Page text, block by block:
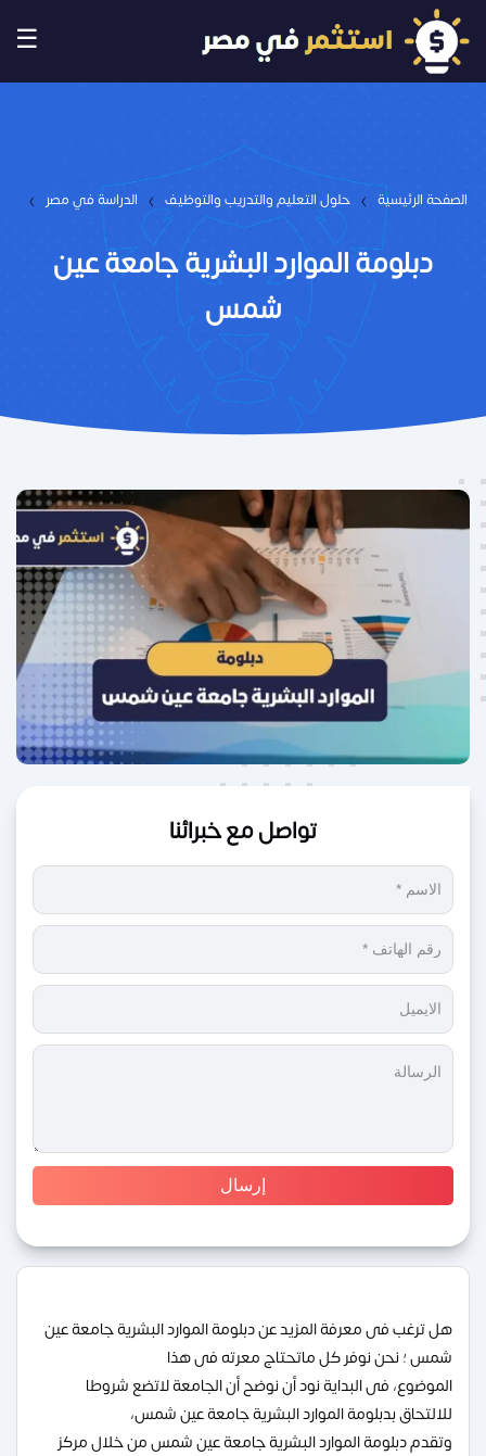
☰
الصفحة الرئيسية › حلول التعليم والتدريب والتوظيف › الدراسة في مصر ›
دبلومة الموارد البشرية جامعة عين
شمس
تواصل مع خبرائنا
هل ترغب فى معرفة المزيد عن دبلومة الموارد البشرية جامعة عين
شمس ؛ نحن نوفر كل ماتحتاج معرته فى هذا
الموضوع، فى البداية نود أن نوضح أن الجامعة لاتضع شروطا
للالتحاق بدبلومة الموارد البشرية جامعة عين شمس،
وتقدم دبلومة الموارد البشرية جامعة عين شمس من خلال مركز